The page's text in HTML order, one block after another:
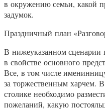
в окружению семьи, какой
задумок.
Праздничный план
В нижеуказанном
в свойстве основного
Все, в том числе
за торжественным харчем.
столике необходимо
пожеланий, какую